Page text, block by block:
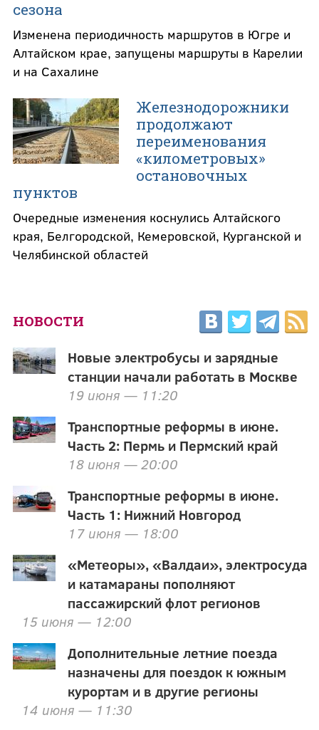
сезона
Изменена периодичность маршрутов в Югре и
Алтайском крае, запущены маршруты в Карелии
и на Сахалине
Железнодорожники
продолжают
переименования
«километровых»
остановочных
пунктов
Очередные изменения коснулись Алтайского
края, Белгородской, Кемеровской, Курганской и
Челябинской областей
НОВОСТИ
Новые электробусы и зарядные
станции начали работать в Москве
19 июня — 11:20
Транспортные реформы в июне.
Часть 2: Пермь и Пермский край
18 июня — 20:00
Транспортные реформы в июне.
Часть 1: Нижний Новгород
17 июня — 18:00
«Метеоры», «Валдаи», электросуда
и катамараны пополняют
пассажирский флот регионов
15 июня — 12:00
Дополнительные летние поезда
назначены для поездок к южным
курортам и в другие регионы
14 июня — 11:30